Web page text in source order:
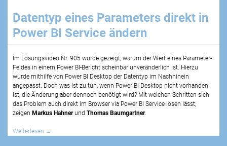
Datentyp eines Parameters direkt in
Power BI Service ändern
Im Lösungsvideo Nr. 905 wurde gezeigt, warum der Wert eines Parameter-
Feldes in einem Power BI-Bericht scheinbar unveränderlich ist. Hierzu
wurde mithilfe von Power BI Desktop der Datentyp im Nachhinein
angepasst. Doch was ist zu tun, wenn Power BI Desktop nicht vorhanden
ist, die Änderung aber dennoch benötigt wird? Mit welchen Schritten sich
das Problem auch direkt im Browser via Power BI Service lösen lässt,
zeigen Markus Hahnerund Thomas Baumgartner.
Weiterlesen →